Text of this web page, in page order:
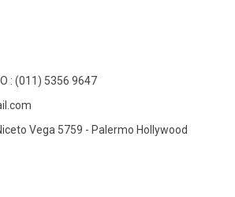
: (011) 5356 9647
Niceto Vega 5759 - Palermo Hollywood